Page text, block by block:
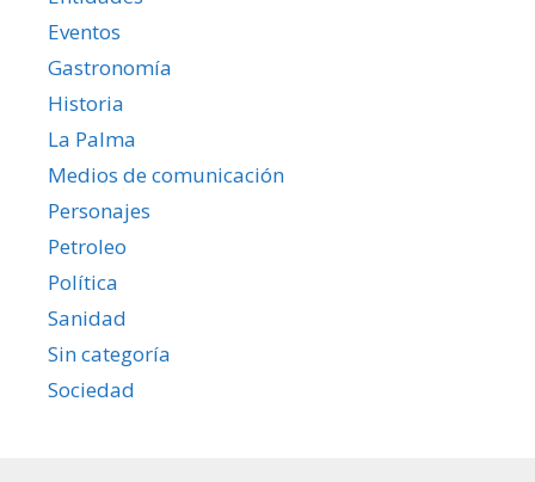
Eventos
Gastronomía
Historia
La Palma
Medios de comunicación
Personajes
Petroleo
Política
Sanidad
Sin categoría
Sociedad